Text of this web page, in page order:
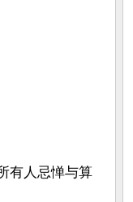
有人忌惮与算